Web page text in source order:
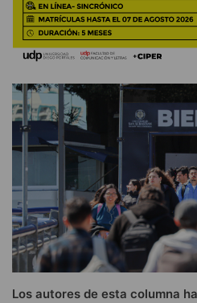
Los autores de esta columna